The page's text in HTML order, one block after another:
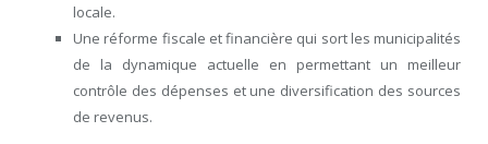
locale.
Une réforme fiscale et financière qui sort les municipalités
de la dynamique actuelle en permettant un meilleur
contrôle des dépenses et une diversification des sources
de revenus.